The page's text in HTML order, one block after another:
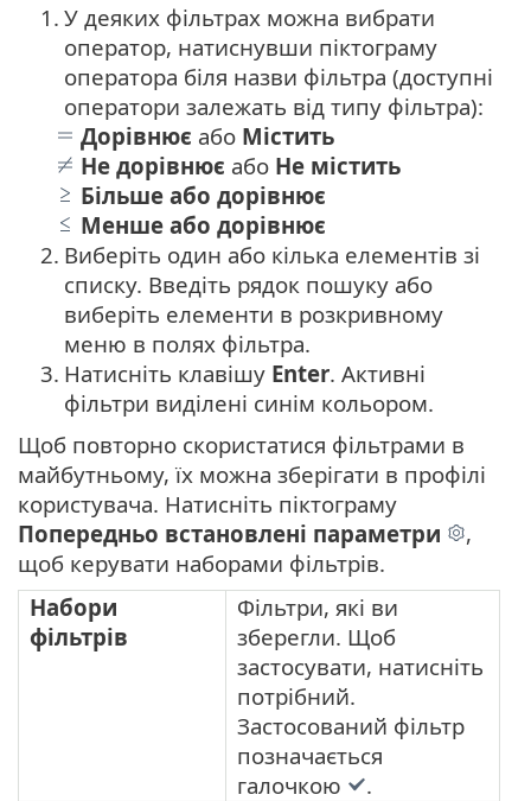
1. У деяких фільтрах можна вибрати
оператор, натиснувши піктограму
оператора біля назви фільтра (доступні
оператори залежать від типу фільтра):
Дорівнює або Містить
Не дорівнює або Не містить
Більше або дорівнює
Менше або дорівнює
2. Виберіть один або кілька елементів зі
списку. Введіть рядок пошуку або
виберіть елементи в розкривному
меню в полях фільтра.
3. Натисніть клавішу Enter. Активні
фільтри виділені синім кольором.
Щоб повторно скористатися фільтрами в
майбутньому, їх можна зберігати в профілі
користувача. Натисніть піктограму
Попередньо встановлені параметри
,
щоб керувати наборами фільтрів.
Набори
фільтрів
Фільтри, які ви
зберегли. Щоб
застосувати, натисніть
потрібний.
Застосований фільтр
позначається
галочкою
.